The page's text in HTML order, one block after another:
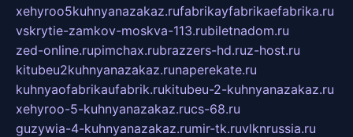
xehyroo5kuhnyanazakaz.rufabrikayfabrikaefabrika.ru
vskrytie-zamkov-moskva-113.rubiletnadom.ru
zed-online.rupimchax.rubrazzers-hd.ruz-host.ru
kitubeu2kuhnyanazakaz.runaperekate.ru
kuhnyaofabrikaufabrik.rukitubeu-2-kuhnyanazakaz.ru
xehyroo-5-kuhnyanazakaz.rucs-68.ru
guzywia-4-kuhnyanazakaz.rumir-tk.ruvlknrussia.ru